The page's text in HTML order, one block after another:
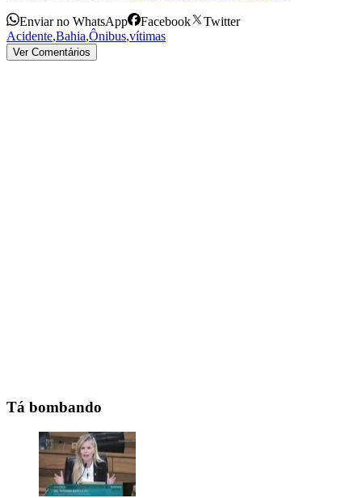
Enviar no WhatsApp Facebook
Twitter
Acidente,Bahia,Ônibus,vítimas
Ver Comentários
Tá bombando